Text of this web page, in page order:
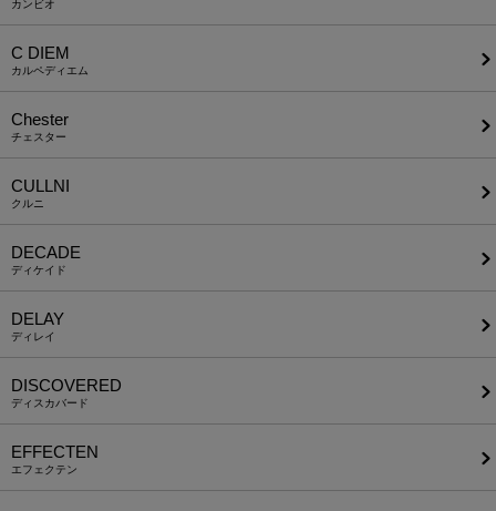
カンビオ
C DIEM
カルペディエム
Chester
チェスター
CULLNI
クルニ
DECADE
ディケイド
DELAY
ディレイ
DISCOVERED
ディスカバード
EFFECTEN
エフェクテン